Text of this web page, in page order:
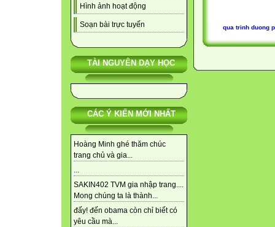
Hình ảnh hoạt động
Soạn bài trực tuyến
TÀI NGUYÊN DẠY HỌC
CÁC Ý KIẾN MỚI NHẤT
Hoàng Minh ghé thăm chúc
trang chủ và gia...
...
SAKIN402 TVM gia nhập trang....
Mong chúng ta là thành...
đấy! đến obama còn chỉ biết có
yêu cầu mà...
qua trinh duong